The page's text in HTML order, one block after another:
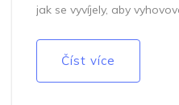
jak se vyvíjely, aby
těchto fascinujících
Číst více